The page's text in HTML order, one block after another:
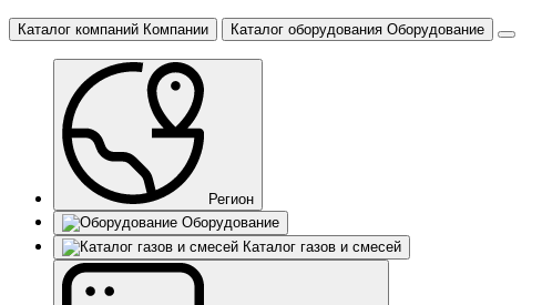
Каталог компаний Компании Каталог оборудования Оборудование
Регион
Оборудование
Каталог газов и смесей